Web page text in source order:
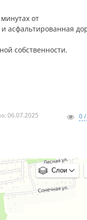
от
асфальтированная
собственности.
06.07.2025 0
Слои